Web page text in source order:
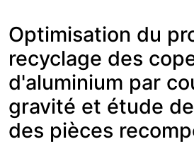
Optimisation du
recyclage des
d'aluminium par
gravité et étude
des pièces